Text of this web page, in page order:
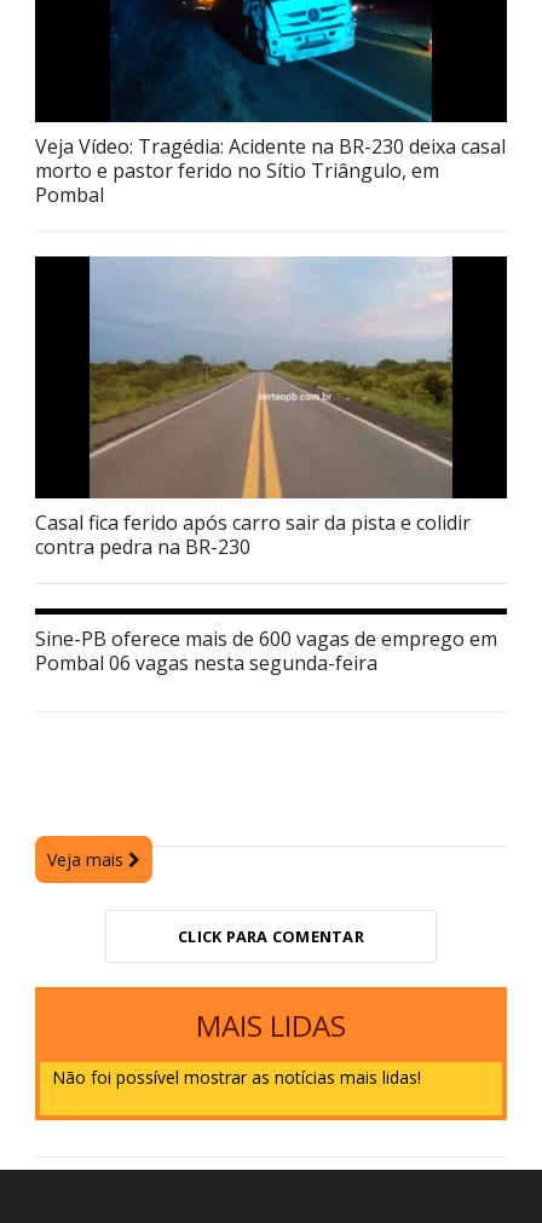
Veja Vídeo: Tragédia: Acidente na BR-230 deixa casal
morto e pastor ferido no Sítio Triângulo, em
Pombal
Casal fica ferido após carro sair da pista e colidir
contra pedra na BR-230
Sine-PB oferece mais de 600 vagas de emprego em
Pombal 06 vagas nesta segunda-feira
Veja mais
CLICK PARA COMENTAR
MAIS LIDAS
Não foi possível mostrar as notícias mais lidas!